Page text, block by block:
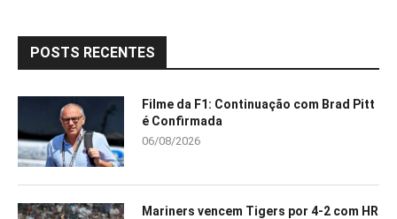
POSTS RECENTES
Filme da F1: Continuação com Brad Pitt
é Confirmada
06/08/2026
Mariners vencem Tigers por 4-2 com HR